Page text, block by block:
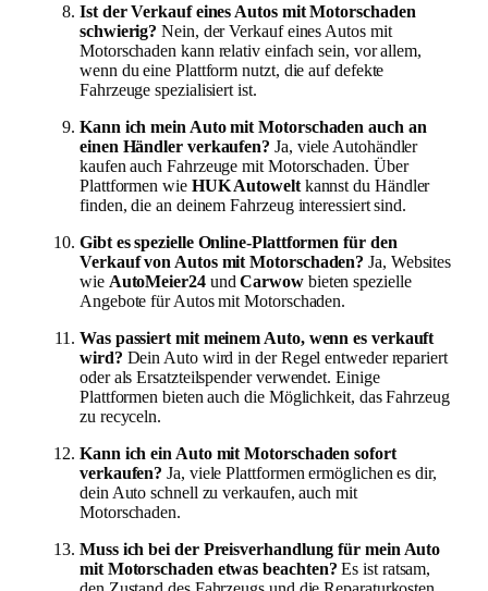
Ist der Verkauf eines Autos mit Motorschaden
schwierig? Nein, der Verkauf eines Autos mit
Motorschaden kann relativ einfach sein, vor allem,
wenn du eine Plattform nutzt, die auf defekte
Fahrzeuge spezialisiert ist.
Kann ich mein Auto mit Motorschaden auch an
einen Händler verkaufen? Ja, viele Autohändler
kaufen auch Fahrzeuge mit Motorschaden. Über
Plattformen wie HUK Autoweltkannst du Händler
finden, die an deinem Fahrzeug interessiert sind.
Gibt es spezielle Online-Plattformen für den
Verkauf von Autos mit Motorschaden? Ja, Websites
wie AutoMeier24undCarwowbieten spezielle
Angebote für Autos mit Motorschaden.
Was passiert mit meinem Auto, wenn es verkauft
wird? Dein Auto wird in der Regel entweder repariert
oder als Ersatzteilspender verwendet. Einige
Plattformen bieten auch die Möglichkeit, das Fahrzeug
zu recyceln.
Kann ich ein Auto mit Motorschaden sofort
verkaufen? Ja, viele Plattformen ermöglichen es dir,
dein Auto schnell zu verkaufen, auch mit
Motorschaden.
Muss ich bei der Preisverhandlung für mein Auto
mit Motorschaden etwas beachten? Es ist ratsam,